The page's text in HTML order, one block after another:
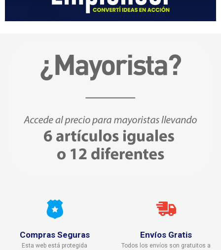
Compras Seguras
Esta web está protegida
Envíos Gratis
Todos los envíos son gratuitos a